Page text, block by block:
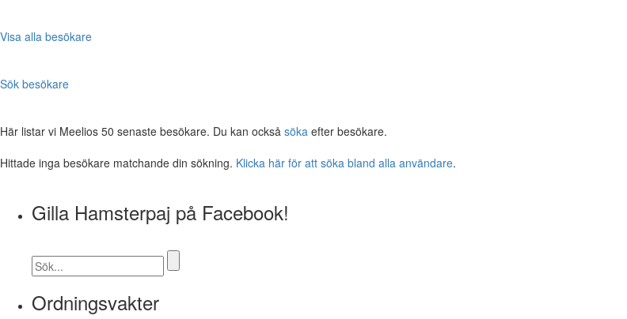
Visa alla besökare
Sök besökare
Här listar vi Meelios 50 senaste besökare. Du kan också söka efter besökare.
Hittade inga besökare matchande din sökning. Klicka här för att söka bland alla användare.
Gilla Hamsterpaj på Facebook!
Ordningsvakter